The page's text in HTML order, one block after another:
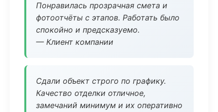
Понравилась прозрачная смета и
фотоотчёты с этапов. Работать было
спокойно и предсказуемо.
— Клиент компании
Сдали объект строго по графику.
Качество отделки отличное,
замечаний минимум и их оперативно